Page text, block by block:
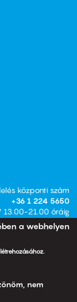
központi szám
+36 1 224 5650
13.00-21.00 óráig
a webhelyen
nem